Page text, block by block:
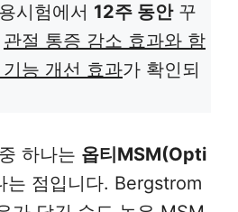
시험에서 12주 동안꾸
관절 통증 감소 효과와 함
능 개선 효과가 확인되
하나는 옵티MSM(Opti
는 점입니다. Bergstrom